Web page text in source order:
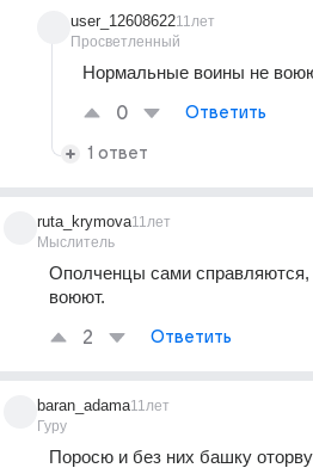
user_12608622
Просветленный
11лет
Нормальные воины не
0 Ответить
1 ответ
ruta_krymova
Мыслитель
11лет
Ополченцы сами справляются,
воюют.
2 Ответить
baran_adama
Гуру
11лет
Поросю и без них башку